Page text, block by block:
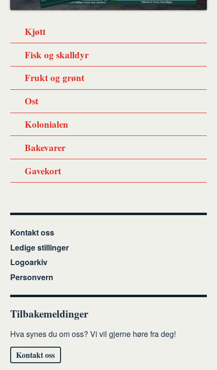
Kjøtt
Fisk og skalldyr
Frukt og grønt
Ost
Kolonialen
Bakevarer
Gavekort
Kontakt oss
Ledige stillinger
Logoarkiv
Personvern
Tilbakemeldinger
Hva synes du om oss? Vi vil gjerne høre fra deg!
Kontakt oss